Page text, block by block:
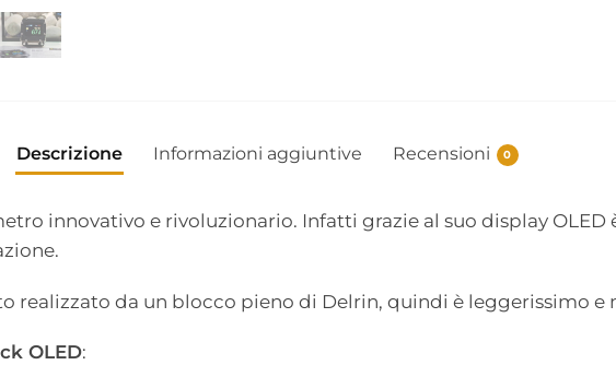
Descrizione Informazioni aggiuntive Recensioni 0
innovativo e rivoluzionario. Infatti grazie al suo display OLED
realizzato da un blocco pieno di Delrin, quindi è leggerissimo e
OLED: